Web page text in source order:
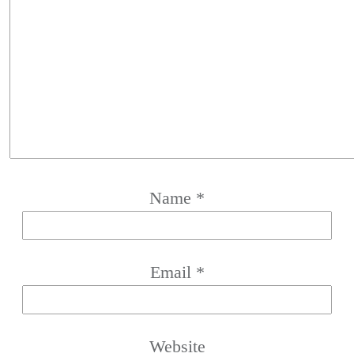
Name *
Email *
Website